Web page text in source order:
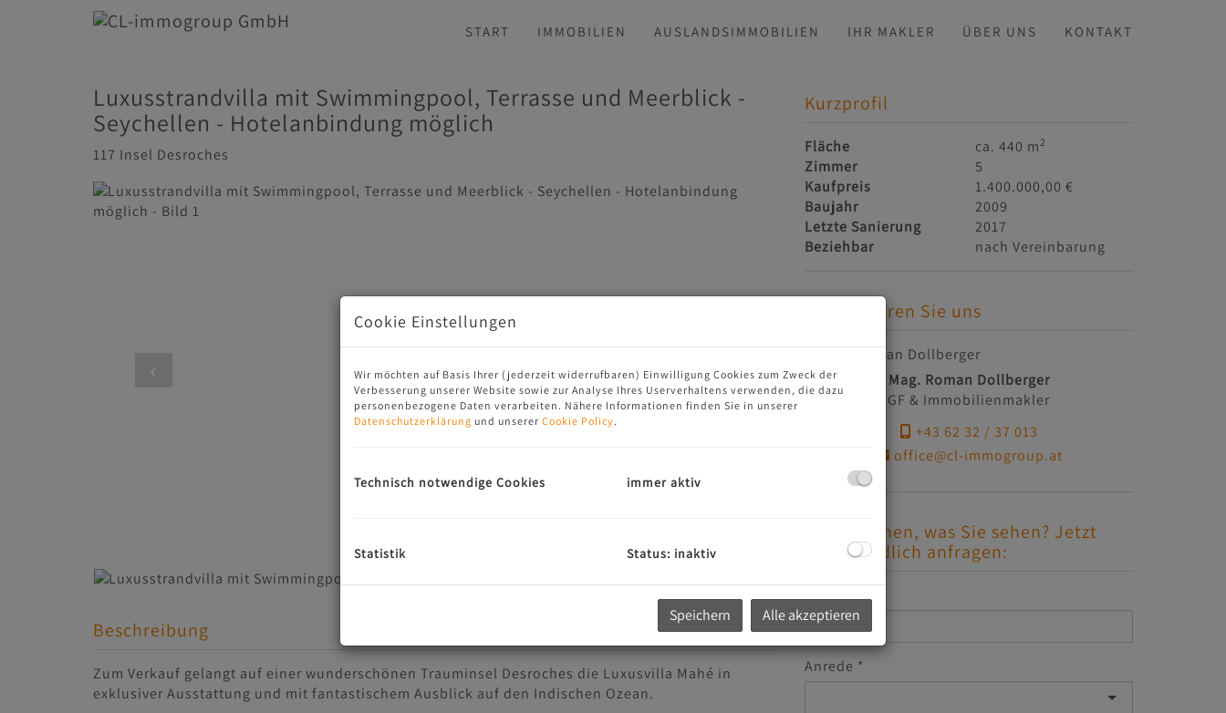
START IMMOBILIEN AUSLANDSIMMOBILIEN IHR MAKLER ÜBER UNS KONTAKT
Luxusstrandvilla mit Swimmingpool, Terrasse und Meerblick -
Seychellen - Hotelanbindung möglich
117 Insel Desroches
Beschreibung
Zum Verkauf gelangt auf einer wunderschönen Trauminsel Desroches die Luxusvilla Mahé in
exklusiver Ausstattung und mit fantastischem Ausblick auf den Indischen Ozean.
Kurzprofil
Fläche ca. 440 m2
Zimmer
5
Kaufpreis
1.400.000,00 €
Baujahr
2009
Letzte Sanierung
2017
Beziehbar
nach Vereinbarung
Kontaktieren Sie uns
Mag. Roman Dollberger
GF & Immobilienmakler
+43 62 32 / 37 013
office@cl-immogroup.at
Gefällt Ihnen, was Sie sehen? Jetzt
unverbindlich anfragen:
E-Mail
Anrede
Cookie Einstellungen
Wir möchten auf Basis Ihrer (jederzeit widerrufbaren) Einwilligung Cookies zum Zweck der
Verbesserung unserer Website sowie zur Analyse Ihres Userverhaltens verwenden, die dazu
personenbezogene Daten verarbeiten. Nähere Informationen finden Sie in unserer
Datenschutzerklärung und unserer Cookie Policy.
Technisch notwendige Cookies immer aktiv
Statistik Status: inaktiv
Speichern Alle akzeptieren